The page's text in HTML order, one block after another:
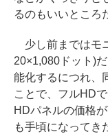
るのもいいところ
少し前まではモ
20×1,080ドット)
能化するにつれ、
ことで、フルHD
HDパネルの価格
も手頃になってき